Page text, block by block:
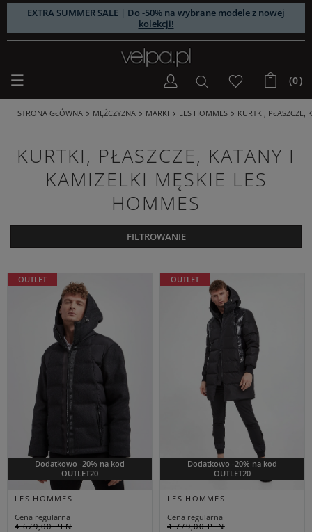
EXTRA SUMMER SALE | Do -50% na wybrane modele z nowej
kolekcji!
(0)
STRONA GŁÓWNA MĘŻCZYZNA MARKI LES HOMMES KURTKI, PŁASZCZE,
KURTKI, PŁASZCZE, KATANY I
KAMIZELKI MĘSKIE LES
HOMMES
FILTROWANIE
Dodatkowo -20% na kod
OUTLET20
OUTLET
LES HOMMES
Cena regularna
4 679,00 PLN
Dodatkowo -20% na kod
OUTLET20
OUTLET
LES HOMMES
Cena regularna
4 779,00 PLN